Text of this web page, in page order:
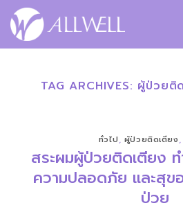
ข้าม
ไป
TAG ARCHIVES: ผู้ป่วยติ
ทั่วไป, ผู้ป่วยติดเตียง,
สระผมผู้ป่วยติดเตียง ท
ความปลอดภัย และสุข
ป่วย